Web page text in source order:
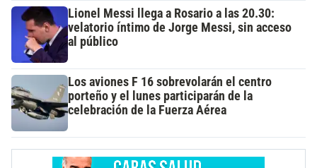
Lionel Messi llega a Rosario a las 20.30:
velatorio íntimo de Jorge Messi, sin acceso
al público
Los aviones F 16 sobrevolarán el centro
porteño y el lunes participarán de la
celebración de la Fuerza Aérea